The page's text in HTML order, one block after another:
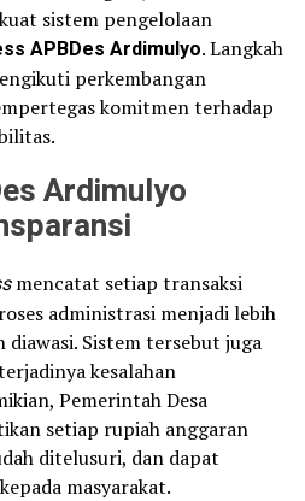
sistem pengelolaan
APBDes Ardimulyo. Langkah
perkembangan
komitmen terhadap
Ardimulyo
mencatat setiap transaksi
administrasi menjadi lebih
Sistem tersebut juga
kesalahan
Pemerintah Desa
setiap rupiah anggaran
ditelusuri, dan dapat
masyarakat.